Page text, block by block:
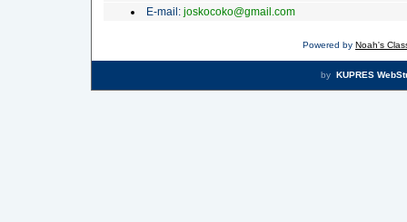
E-mail: joskocoko@gmail.com
Powered by Noah's
by KUPRES